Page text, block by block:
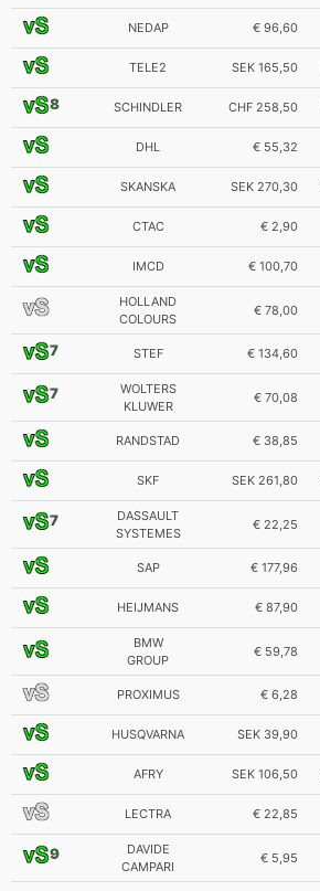
NEDAP € 96,60
TELE2 SEK 165,50
8 SCHINDLER CHF 258,50
DHL € 55,32
SKANSKA SEK 270,30
CTAC € 2,90
IMCD € 100,70
HOLLAND
COLOURS
€ 78,00
7 STEF € 134,60
7
WOLTERS
KLUWER
€ 70,08
RANDSTAD € 38,85
SKF SEK 261,80
7
DASSAULT
SYSTEMES
€ 22,25
SAP € 177,96
HEIJMANS € 87,90
BMW
GROUP
€ 59,78
PROXIMUS € 6,28
HUSQVARNA SEK 39,90
AFRY SEK 106,50
LECTRA € 22,85
9
DAVIDE
CAMPARI
€ 5,95